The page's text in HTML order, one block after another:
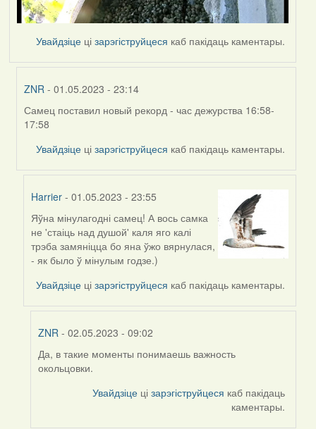
Увайдзіце цізарэгіструйцеся каб пакідаць каментары.
ZNR - 01.05.2023 - 23:14
In
reply
Harrier
Самец поставил новый рекорд - час дежурства 16:58-
17:58
Увайдзіце цізарэгіструйцеся каб пакідаць каментары.
Harrier - 01.05.2023 - 23:55
In
reply
to
by
ZNR
Яўна мінулагодні самец! А вось самка
не 'стаіць над душой' каля яго калі
трэба замяніцца бо яна ўжо вярнулася,
- як было ў мінулым годзе.)
Увайдзіце цізарэгіструйцеся каб пакідаць каментары.
ZNR - 02.05.2023 - 09:02
In
reply
Да, в такие моменты понимаешь важность
окольцовки.
Увайдзіце цізарэгіструйцеся каб пакідаць
каментары.